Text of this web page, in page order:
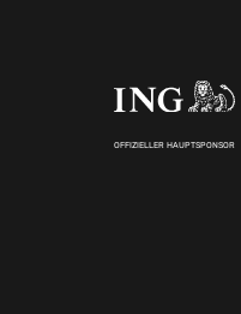
OFFIZIELLER HAUPTSPONSOR